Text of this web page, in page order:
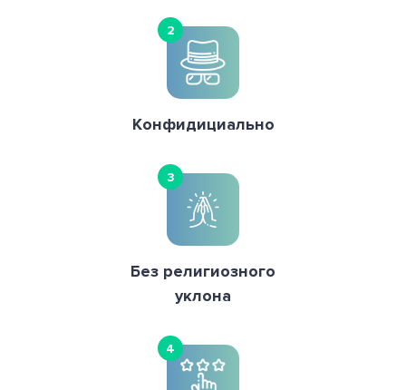
2
Конфидициально
3
Без религиозного
уклона
4